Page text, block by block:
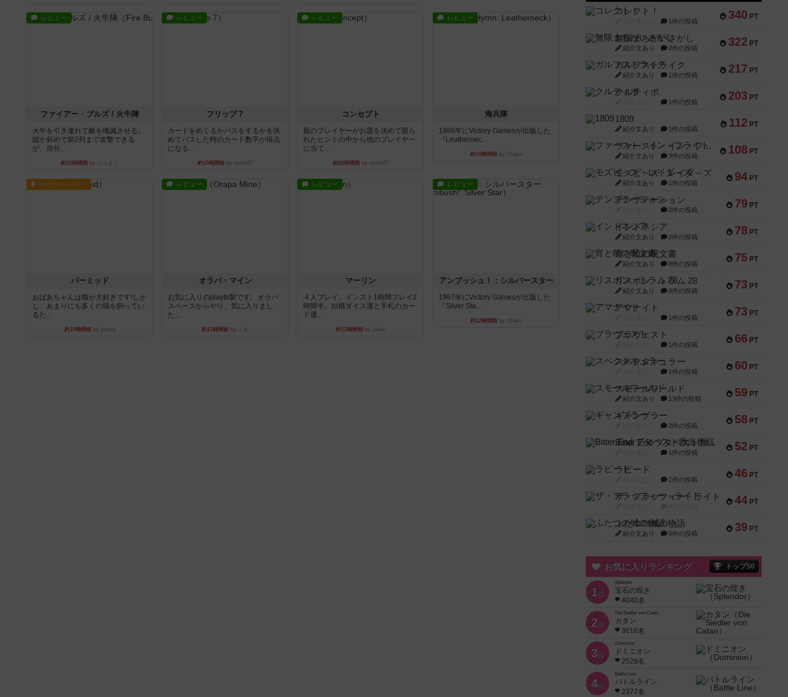
レビュー
ファイアー・ブルズ / 火牛陣
火牛を引き連れて敵を殲滅させる。
縦か斜めで前2列まで攻撃できる
が、自分...
約10時間前 by うらまこ
レビュー
フリップ７
カードをめくるかパスをするかを決
めてパスした時のカード数字が得点
になる...
約10時間前by mob567
レビュー
コンセプト
親のプレイヤーがお題を決めて限ら
れたヒントの中から他のプレイヤー
に当て...
約10時間前by mob567
レビュー
海兵隊
1988年にVictory Gamesが出版した
『Leathernec...
約10時間前by Chaco
ルール/インスト
パーミッド
おばあちゃんは猫が大好きです!しか
し、あまりにも多くの猫を飼ってい
るた...
約10時間前by jurong
レビュー
オラパ・マイン
お気に入りのplayte製です。オラパ
スペースからやり、気に入りまし
た...
約11時間前 by くみ
レビュー
マーリン
４人プレイ。インスト1時間プレイ2
時間半。結構ダイス運と手札のカー
ド運...
約12時間前 by oliber
レビュー
アンブッシュ！：シルバースター
1987年にVictory Gamesが出版した
『Silver Sta...
約12時間前by Chaco
340 PT
コレクト！
1件の投稿
322 PT
無限まちがいさがし
紹介文あり 2件の投稿
217 PT
ガルフストライク
紹介文あり 1件の投稿
203 PT
クルティボ
1件の投稿
112 PT
1809
紹介文あり 1件の投稿
108 PT
ファースト・イン・フライト
紹介文あり 3件の投稿
94 PT
モズビ－ズ・レイダ－ズ
紹介文あり 1件の投稿
79 PT
テンプテーション
2件の投稿
78 PT
インドネシア
紹介文あり 2件の投稿
75 PT
宵と暁の呪文書
紹介文あり 8件の投稿
73 PT
リスボン・トラム 28
紹介文あり 9件の投稿
73 PT
アマナイト
1件の投稿
66 PT
ブラヴェスト
1件の投稿
60 PT
スペクタキュラー
1件の投稿
59 PT
スモールワールド
紹介文あり 13件の投稿
58 PT
ギャンブラー
2件の投稿
52 PT
Bitter End ブタペスト救出作戦
1件の投稿
46 PT
ラピード
1件の投稿
44 PT
ザ・フラッフィー・ライト
39 PT
ふたつの城の物語
紹介文あり 6件の投稿
お気に入りランキング トップ50
1位
Splendor
宝石の煌き
4040名
2位
Die Siedler von Catan
カタン
3616名
3位
Dominion
ドミニオン
2528名
4位
Battle Line
バトルライン
2377名